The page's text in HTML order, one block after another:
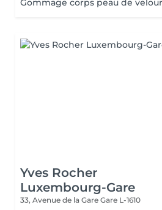
Gommage corps peau de
Yves Rocher
Luxembourg-Gare
33, Avenue de la Gare Gare L-1610